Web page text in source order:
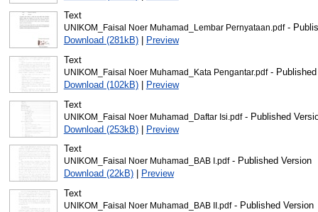
Text
UNIKOM_Faisal Noer Muhamad_Lembar Pernyataan.pdf-
Download (281kB)|
Preview
Text
UNIKOM_Faisal Noer Muhamad_Kata Pengantar.pdf- Published
Download (102kB)|
Preview
Text
UNIKOM_Faisal Noer Muhamad_Daftar Isi.pdf- Published
Download (253kB)| Preview
Text
UNIKOM_Faisal Noer Muhamad_BAB I.pdf- Published Version
Download (22kB)|
Preview
Text
UNIKOM_Faisal Noer Muhamad_BAB II.pdf- Published Version